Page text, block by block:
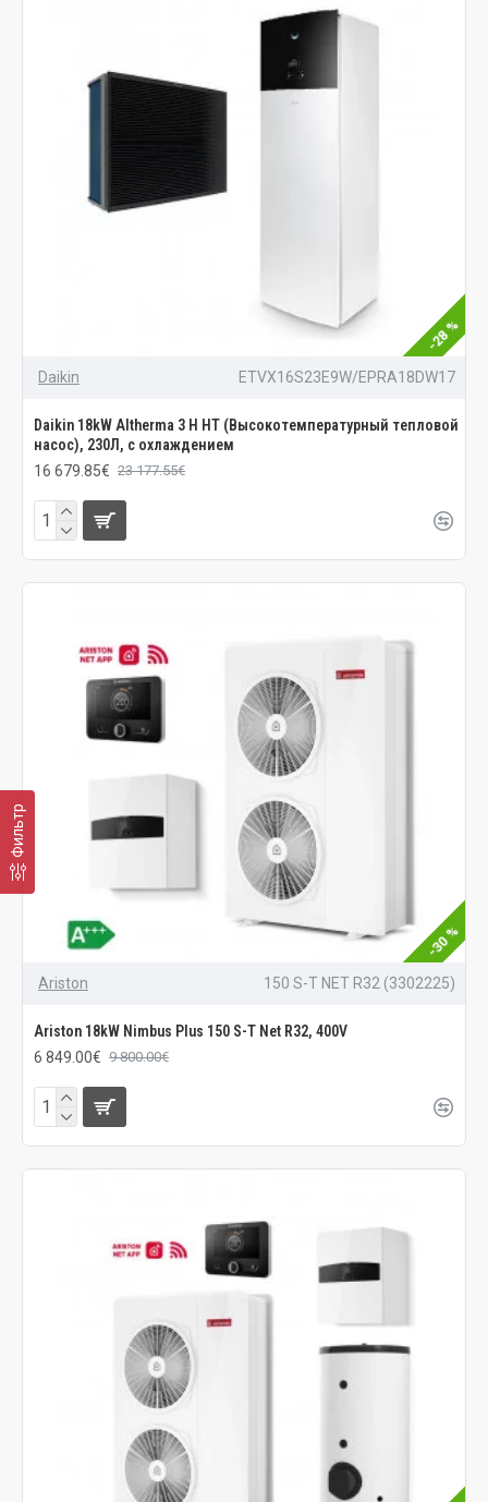
-28 %
Daikin ETVX16S23E9W/EPRA18DW17
Daikin 18kW Altherma 3 H HT (Высокотемпературный тепловой
насос), 230Л, с охлаждением
16 679.85€ 23 177.55€
-30 %
Ariston 150 S-T NET R32 (3302225)
Ariston 18kW Nimbus Plus 150 S-T Net R32, 400V
6 849.00€ 9 800.00€
Фильтр